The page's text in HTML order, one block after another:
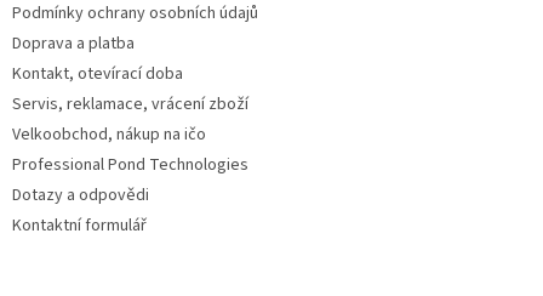
Podmínky ochrany osobních údajů
Doprava a platba
Kontakt, otevírací doba
Servis, reklamace, vrácení zboží
Velkoobchod, nákup na ičo
Professional Pond Technologies
Dotazy a odpovědi
Kontaktní formulář